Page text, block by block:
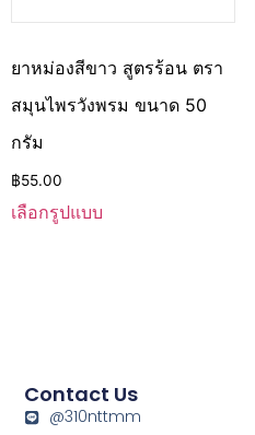
ยาหม่องสีขาว สูตรร้อน ตรา
สมุนไพรวังพรม ขนาด 50
กรัม
฿55.00
เลือกรูปแบบ
Contact Us
@310nttmm